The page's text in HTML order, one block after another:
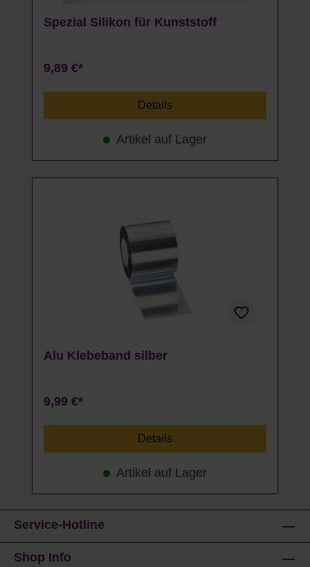
Spezial Silikon für Kunststoff
9,89 €*
Details
Artikel auf Lager
Alu Klebeband silber
9,99 €*
Details
Artikel auf Lager
Service-Hotline
Shop Info